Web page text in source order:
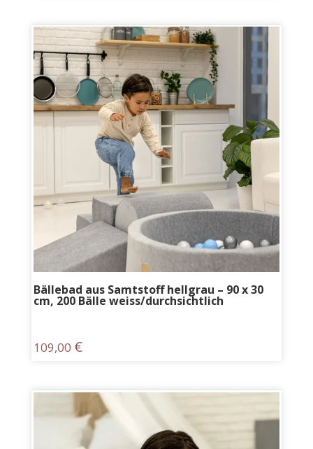
Bällebad aus Samtstoff hellgrau – 90 x 30
cm, 200 Bälle weiss/durchsichtlich
109,00 €